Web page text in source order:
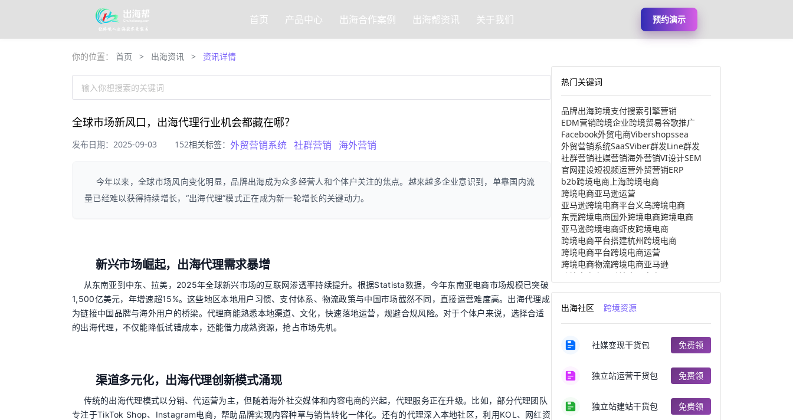
首页 产品中心 出海合作案例 出海帮资讯 关于我们 预约演示
你的位置： 首页 > 出海资讯 > 资讯详情
输入你想搜索的关键词
全球市场新风口，出海代理行业机会都藏在哪？
发布日期：2025-09-03 152相关标签： 外贸营销系统 社群营销 海外营销
今年以来，全球市场风向变化明显，品牌出海成为众多经营人和个体户关注的焦点。越来越多企业意识到，单靠国内流
量已经难以获得持续增长，“出海代理”模式正在成为新一轮增长的关键动力。
新兴市场崛起，出海代理需求暴增
从东南亚到中东、拉美，2025年全球新兴市场的互联网渗透率持续提升。根据Statista数据，今年东南亚电商市场规模已突破
1,500亿美元，年增速超15%。这些地区本地用户习惯、支付体系、物流政策与中国市场截然不同，直接运营难度高。出海代理成
为链接中国品牌与海外用户的桥梁。代理商能熟悉本地渠道、文化，快速落地运营，规避合规风险。对于个体户来说，选择合适
的出海代理，不仅能降低试错成本，还能借力成熟资源，抢占市场先机。
渠道多元化，出海代理创新模式涌现
传统的出海代理模式以分销、代运营为主，但随着海外社交媒体和内容电商的兴起，代理服务正在升级。比如，部分代理团队
专注于TikTok Shop、Instagram电商，帮助品牌实现内容种草与销售转化一体化。还有的代理深入本地社区，利用KOL、网红资
热门关键词
品牌出海跨境支付搜索引擎营销
EDM营销跨境企业跨境贸易谷歌推广
Facebook外贸电商Vibershopssea
外贸营销系统SaaSViber群发Line群发
社群营销社媒营销海外营销VI设计SEM
官网建设短视频运营外贸营销ERP
b2b跨境电商 上海跨境电商
跨境电商亚马逊运营
亚马逊跨境电商平台义乌跨境电商
东莞跨境电商国外跨境电商跨境电商
亚马逊跨境电商虾皮跨境电商
跨境电商平台搭建杭州跨境电商
跨境电商平台跨境电商运营
跨境电商物流跨境电商亚马逊
跨境电商产品
跨境出口电商
跨境电商分析进口跨境电商
跨境电商服务广州跨境电商
跨境电商注册跨境电商开店
跨境电商商品个人跨境电商
跨境电商案例国内跨境电商
郑州跨境电商跨境电商趋势
出海社区 跨境资源
社媒变现干货包 免费领
独立站运营干货包 免费领
独立站建站干货包 免费领